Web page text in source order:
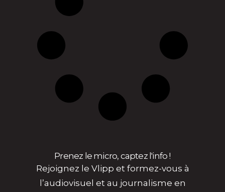
Prenez le micro, captez l'info !
Rejoignez le Vlipp et formez-vous à
l’audiovisuel et au journalisme en